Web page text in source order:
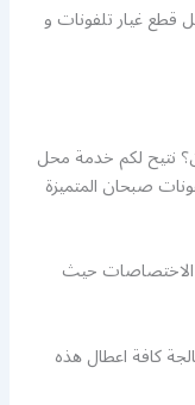
قطع غيار تلفونات و
نتيح لكم خدمة محل
صبحان المتميزة
الاختصاصات حيث
كافة اعطال هذه